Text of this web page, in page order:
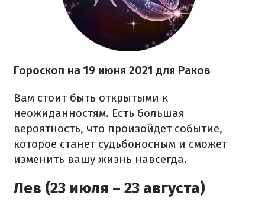
Гороскоп на 19 июня 2021 для Раков
Вам стоит быть открытыми к
неожиданностям. Есть большая
вероятность, что произойдет событие,
которое станет судьбоносным и сможет
изменить вашу жизнь навсегда.
Лев (23 июля – 23 августа)